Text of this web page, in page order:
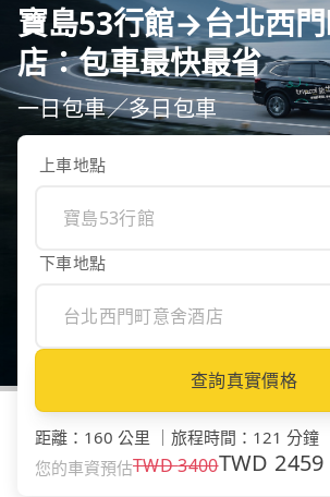
寶島53行館→台北西
店：包車最快最省
一日包車／多日包車
上車地點
下車地點
查詢真實價格
距離 ： 160 公里 旅程時間 ： 121 分鐘
您的車資預估TWD3400TWD 2459